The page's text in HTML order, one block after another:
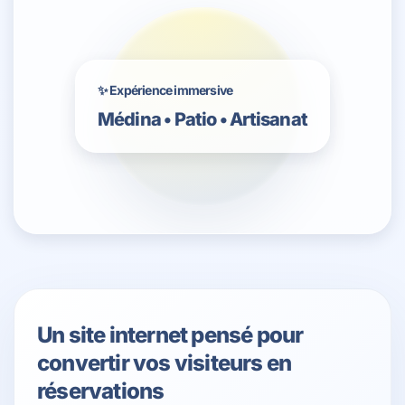
✨ Expérience immersive
Médina • Patio • Artisanat
Un site internet pensé pour
convertir vos visiteurs en
réservations